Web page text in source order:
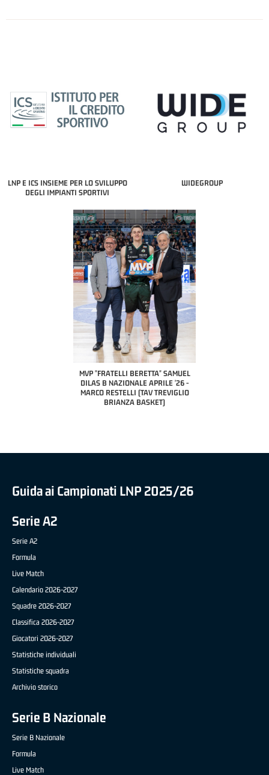
LNP E ICS INSIEME PER LO SVILUPPO
DEGLI IMPIANTI SPORTIVI
WIDEGROUP
COACH OF THE MONTH "SLIMSTOCK"
A2 APRILE '26 - STEFANO
PILLASTRINI (UEB GESTECO
CIVIDALE)
Guida ai Campionati LNP 2025/26
Serie A2
Serie A2
Formula
Live Match
Calendario 2026-2027
Squadre 2026-2027
Classifica 2026-2027
Giocatori 2026-2027
Statistiche individuali
Statistiche squadra
Archivio storico
Serie B Nazionale
Serie B Nazionale
Formula
Live Match